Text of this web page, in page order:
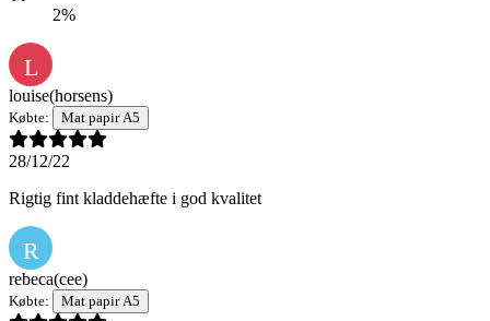
2%
L
louise(horsens)
Købte: Mat papir A5
28/12/22
Rigtig fint kladdehæfte i god kvalitet
R
rebeca(cee)
Købte: Mat papir A5